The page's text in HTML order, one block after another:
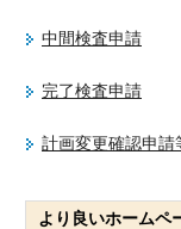
中間検査申請
完了検査申請
計画変更確認申請
より良いホームペ